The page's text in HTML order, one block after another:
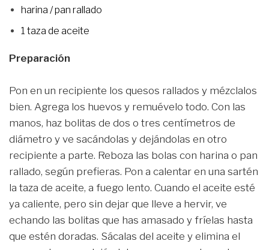
harina / pan rallado
1 taza de aceite
Preparación
Pon en un recipiente los quesos rallados y mézclalos
bien. Agrega los huevos y remuévelo todo. Con las
manos, haz bolitas de dos o tres centímetros de
diámetro y ve sacándolas y dejándolas en otro
recipiente a parte. Reboza las bolas con harina o pan
rallado, según prefieras. Pon a calentar en una sartén
la taza de aceite, a fuego lento. Cuando el aceite esté
ya caliente, pero sin dejar que lleve a hervir, ve
echando las bolitas que has amasado y fríelas hasta
que estén doradas. Sácalas del aceite y elimina el